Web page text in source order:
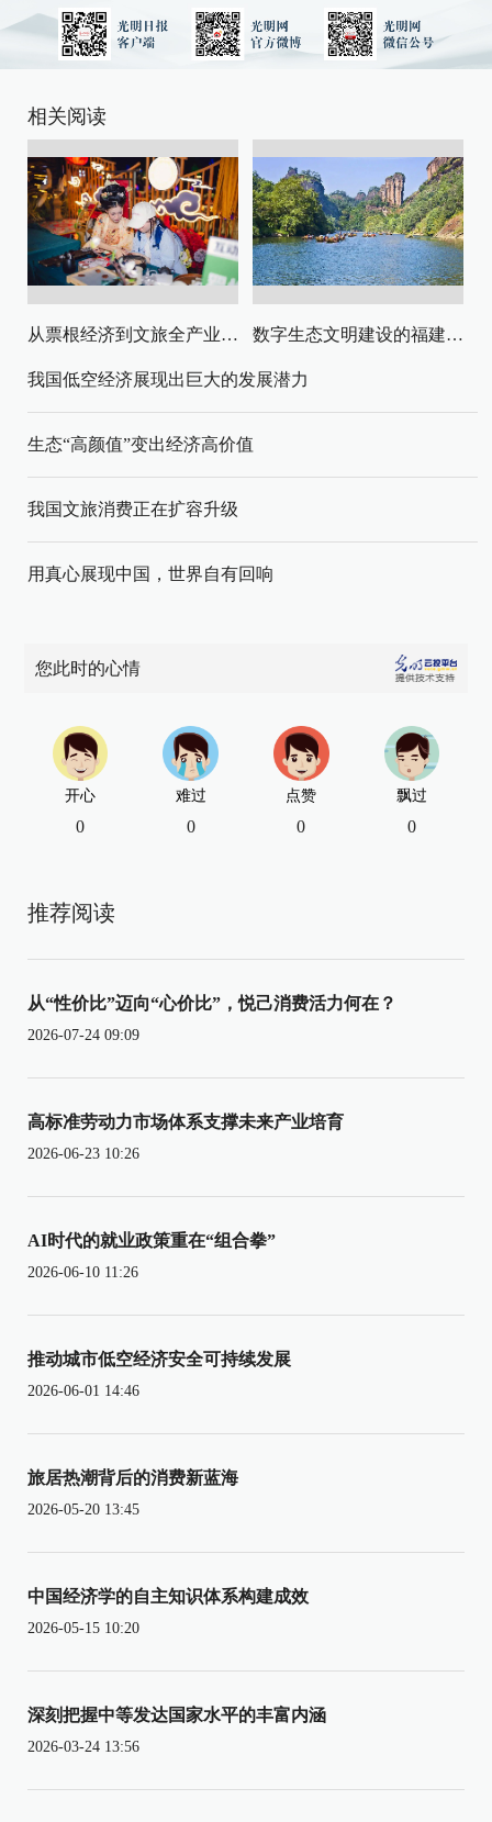
相关阅读
从票根经济到文旅全产业链升级 数字生态文明建设的福建路径与启示
我国低空经济展现出巨大的发展潜力
生态“高颜值”变出经济高价值
我国文旅消费正在扩容升级
用真心展现中国，世界自有回响
您此时的心情
开心
0
难过
0
点赞
0
飘过
0
推荐阅读
从“性价比”迈向“心价比”，悦己消费活力何在？
2026-07-24 09:09
高标准劳动力市场体系支撑未来产业培育
2026-06-23 10:26
AI时代的就业政策重在“组合拳”
2026-06-10 11:26
推动城市低空经济安全可持续发展
2026-06-01 14:46
旅居热潮背后的消费新蓝海
2026-05-20 13:45
中国经济学的自主知识体系构建成效
2026-05-15 10:20
深刻把握中等发达国家水平的丰富内涵
2026-03-24 13:56